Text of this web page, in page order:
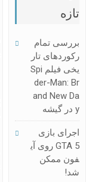
تازه
بررسی تمام
رکوردهای تار
یخی فیلم Spi
Der-Man: Br
And New Da
Y در گیشه
اجرای بازی
GTA 5 روی آی
فون ممکن
شد!